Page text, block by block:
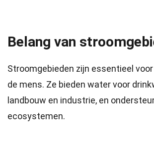
Belang van
Stroomgebieden zijn essentieel
de mens. Ze bieden water voor
landbouw en industrie, en
ecosystemen.